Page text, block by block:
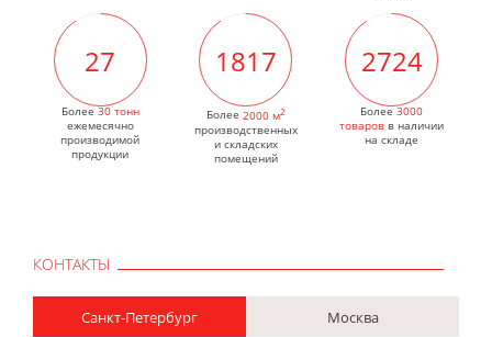
29
Более 30 тонн
ежемесячно
производимой
продукции
1939
Более 2000 м2
производственных
и складских
помещений
2908
Более3000
товаров в наличии
на складе
КОНТАКТЫ
Санкт-Петербург Москва